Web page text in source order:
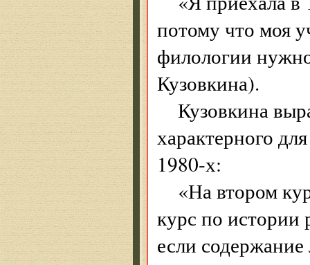
потому что моя
филологии
Кузовкина).
Кузовкина
характерного
1980-х:
«На втором
курс по
если